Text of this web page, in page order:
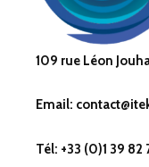
109 rue Léon
Email:
Tél: +33 (0)1 39 82